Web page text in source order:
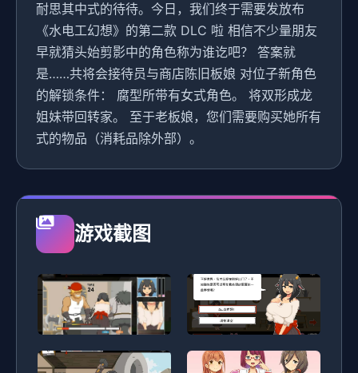
耐思其中式的待待。今日，我们终于需要发放布
《水电工幻想》的第二款 DLC 啦 相信不少量朋友
早就猜头始剪影中的角色称为谁讫吧？ 答案就
是……共将会接待员与商店陈旧板娘 对位子新角色
的解锁条件： 腐型所带有女式角色。 将双形成龙
姐妹带回转家。 至于老板娘，您们需要购买她所有
式的物品（消耗品除外部）。
游戏截图